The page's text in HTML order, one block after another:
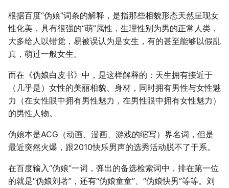
根据百度“伪娘”词条的解释，是指那些相貌形态天然呈现女
性化美，具有很强的“萌”属性，生理性别为男的正常人类，
大多给人以错觉，易被误认为是女生，有的甚至能够以假乱
真，萌过一般女生。
而在《伪娘白皮书》中，是这样解释的：天生拥有接近于
（几乎是）女性的美丽相貌、身材，同时拥有男性与女性魅
力（在女性眼中拥有男性魅力，在男性眼中拥有女性魅力）
的男性人物。
伪娘本是ACG（动画、漫画、游戏的缩写）界名词，但是
最近突然火爆，跟2010快乐男声的选秀活动脱不了干系。
在百度输入“伪娘”一词，弹出的备选检索词中，排在第一位
的就是“伪娘刘著”，还有“伪娘童童”、“伪娘快男”等等。刘